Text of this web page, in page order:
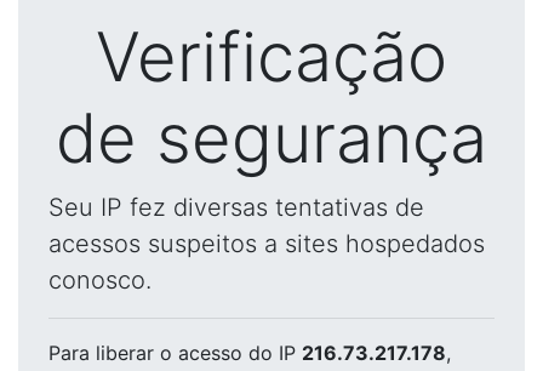
Verificação
de segurança
Seu IP fez diversas tentativas de
acessos suspeitos a sites hospedados
conosco.
Para liberar o acesso do IP 216.73.217.178,